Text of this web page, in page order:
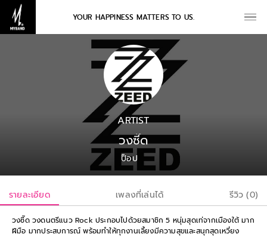
YOUR HAPPINESS MATTERS TO US.
ARTIST
วงซี๊ด
ป็อป
รายละเอียด เพลงที่เล่นได้ รีวิว (0)
วงซี๊ด วงดนตรีแนว Rock ประกอบไปด้วยสมาชิก 5 หนุ่มสุดเท่จากเมืองใต้ มาก
ฝีมือ มากประสบการณ์ พร้อมทำให้ทุกงานเลี้ยงมีความสุขและสนุกสุดเหวี่ยง